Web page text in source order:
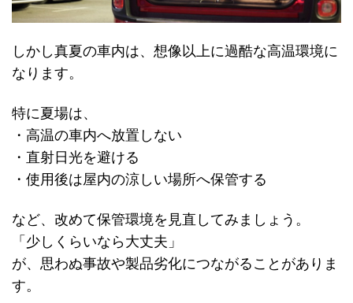
しかし真夏の車内は、想像以上に過酷な高温環境に
なります。
特に夏場は、
・高温の車内へ放置しない
・直射日光を避ける
・使用後は屋内の涼しい場所へ保管する
など、改めて保管環境を見直してみましょう。
「少しくらいなら大丈夫」
が、思わぬ事故や製品劣化につながることがありま
す。